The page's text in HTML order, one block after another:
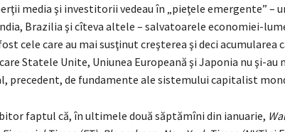
media şi investitorii vedeau în „pieţele emergente” –
Brazilia şi cîteva altele – salvatoarele economiei-
cele care au mai susţinut creşterea şi deci acumularea
Statele Unite, Uniunea Europeană şi Japonia nu şi-au
precedent, de fundamente ale sistemului capitalist
faptul că, în ultimele două săptămîni din ianuarie,